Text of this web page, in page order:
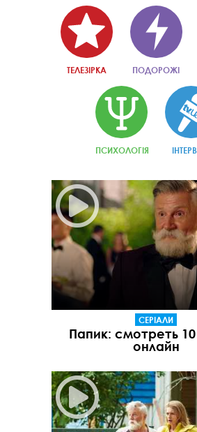
ТЕЛЕЗІРКА ПОДОРОЖІ
ПСИХОЛОГІЯ
СЕРІАЛИ
Папик: смотреть
онлайн